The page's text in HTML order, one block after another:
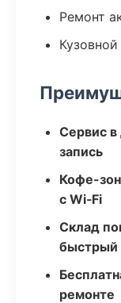
Ремонт
Сервис
запись
Кофе-
с Wi‑Fi
Склад
быстрый
ремонте